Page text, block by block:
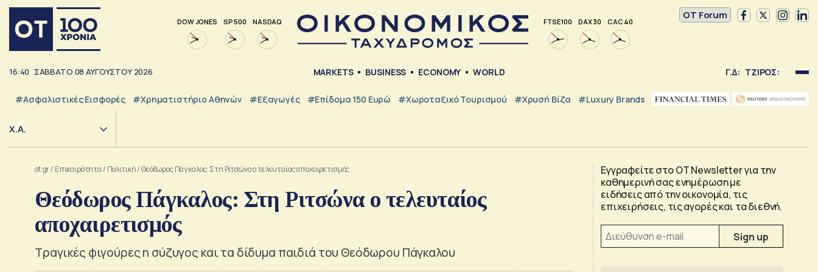
DOW JONES SP 500 NASDAQ FTSE 100 DAX 30 CAC 40
OT Forum
16:40 ΣΑΒΒΑΤΟ 08 ΑΥΓΟΥΣΤΟΥ 2026 MARKETS BUSINESS ECONOMY WORLD Γ.Δ: ΤΖΙΡΟΣ:
#Ασφαλιστικές Εισφορές #Χρηματιστήριο Αθηνών #εξαγωγές #Επίδομα 150 Ευρώ #Χωροταξικό Τουρισμού #Χρυσή Βίζα #luxury Brands
Χ.Α.
ot.gr/ Επικαιρότητα / Πολιτική/Θεόδωρος Πάγκαλος: Στη Ριτσώνα ο τελευταίος αποχαιρετισμός
Θεόδωρος Πάγκαλος: Στη Ριτσώνα ο τελευταίος
αποχαιρετισμός
Τραγικές φιγούρες η σύζυγος και τα δίδυμα παιδιά του Θεόδωρου Πάγκαλου
Εγγραφείτε στο OT Newsletter για την
καθημερινή σας ενημέρωση με
ειδήσεις από την οικονομία, τις
επιχειρήσεις, τις αγορές και τα διεθνή.